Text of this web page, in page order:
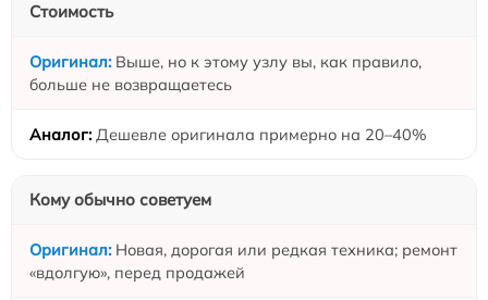
Стоимость
Выше, но к этому узлу вы, как правило,
больше не возвращаетесь
Дешевле оригинала примерно на 20–40%
Кому обычно советуем
Новая, дорогая или редкая техника; ремонт
«вдолгую», перед продажей